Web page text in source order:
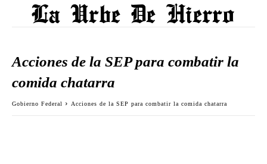
Acciones de la SEP para combatir la
comida chatarra
Gobierno Federal Acciones de la SEP para combatir la comida chatarra